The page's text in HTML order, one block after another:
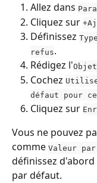
Allez dans
Cliquez sur
Définissez
refus.
Rédigez l'Objet
Cochez
défaut pour
Cliquez sur
Vous ne pouvez
comme Valeur
définissez
par défaut.